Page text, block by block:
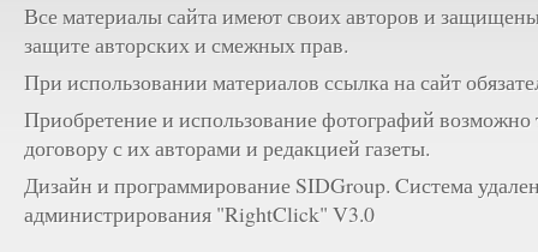
Все материалы сайта имеют своих авторов и
защите авторских и смежных прав.
При использовании материалов ссылка на сайт
Приобретение и использование фотографий возможно
договору с их авторами и редакцией газеты.
Дизайн и программирование SIDGroup. Cистема
администрирования "RightClick" V3.0